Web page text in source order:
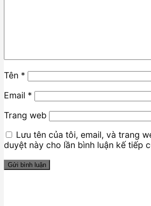
Tên *
Email *
Trang web
Lưu tên của tôi, email, và trang
duyệt này cho lần bình luận kế tiếp